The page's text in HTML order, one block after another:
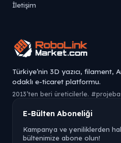
İletişim
Türkiye’nin 3D yazıcı,
odaklı e-ticaret platformu.
2013’ten beri üreticilerle.
E-Bülten Aboneliği
Kampanya ve yeniliklerden
bültenimize abone olun!